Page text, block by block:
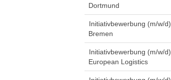
Dortmund
Initiativbewerbung (m/w/d)
Bremen
Initiativbewerbung (m/w/d)
European Logistics